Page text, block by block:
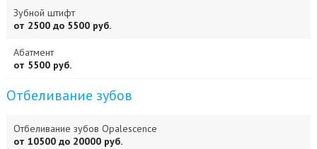
Зубной штифт
от 2500 до 5500 руб.
Абатмент
от 5500 руб.
Отбеливание зубов
Отбеливание зубов Opalescence
от 10500 до 20000 руб.